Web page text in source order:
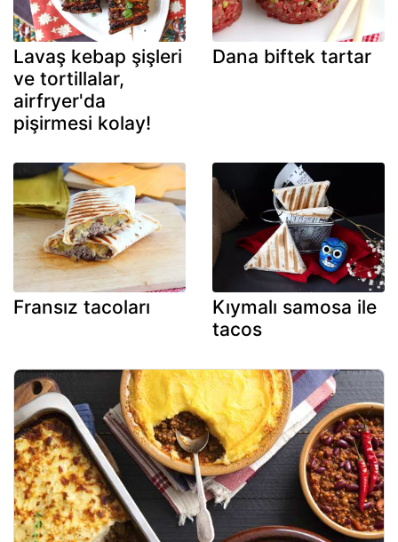
Lavaş kebap şişleri
ve tortillalar,
airfryer'da
pişirmesi kolay!
Dana biftek tartar
Fransız tacoları
Kıymalı samosa ile
tacos